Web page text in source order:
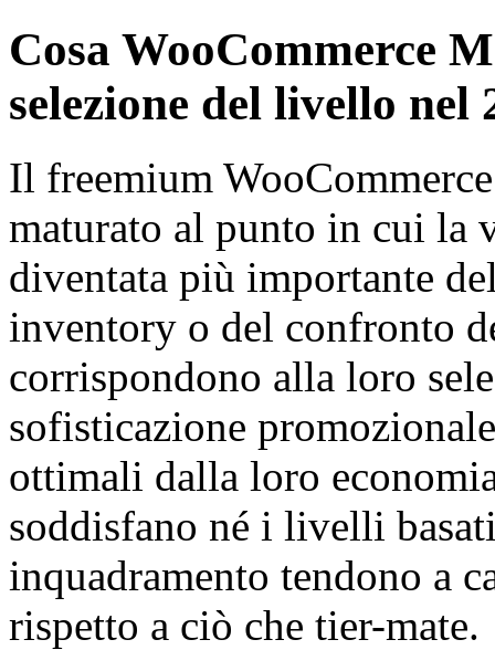
Cosa WooCommerce
selezione del livello nel
Il freemium
maturato al punto in cui la
diventata più importante
inventory o del confronto
corrispondono alla loro
sofisticazione
ottimali dalla loro
soddisfano né i livelli
inquadramento tendono a
rispetto a ciò che tier-mate.